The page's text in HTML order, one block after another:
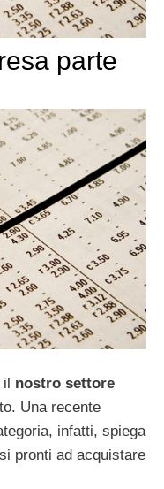
parte
nostro settore
Una recente
infatti, spiega
pronti ad acquistare